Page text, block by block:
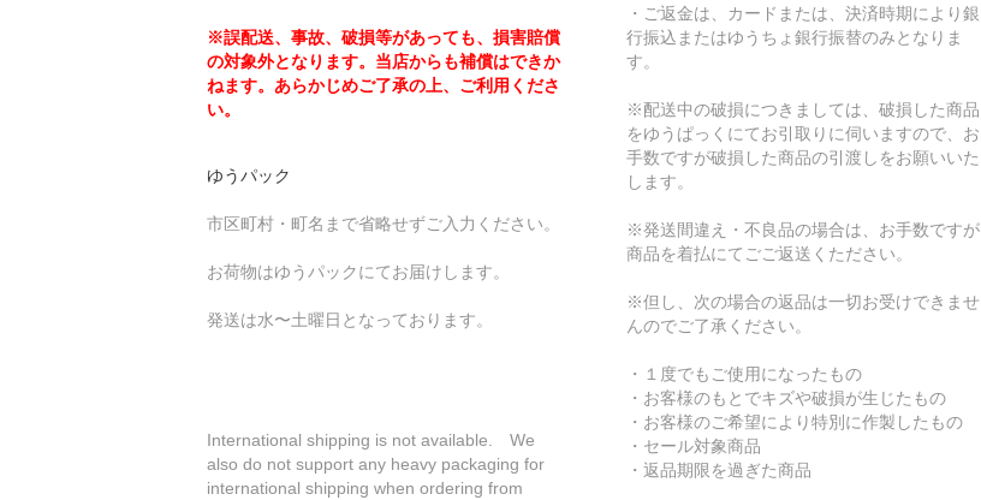
※誤配送、事故、破損等があっても、損害賠償
の対象外となります。当店からも補償はできか
ねます。あらかじめご了承の上、ご利用くださ
い。
ゆうパック
市区町村・町名まで省略せずご入力ください。
お荷物はゆうパックにてお届けします。
発送は水〜土曜日となっております。
International shipping is not available. We
also do not support any heavy packaging for
international shipping when ordering from
・ご返金は、カードまたは、決済時期により銀
行振込またはゆうちょ銀行振替のみとなりま
す。
※配送中の破損につきましては、破損した商品
をゆうぱっくにてお引取りに伺いますので、お
手数ですが破損した商品の引渡しをお願いいた
します。
※発送間違え・不良品の場合は、お手数ですが
商品を着払にてごご返送くたださい。
※但し、次の場合の返品は一切お受けできませ
んのでご了承ください。
・１度でもご使用になったもの
・お客様のもとでキズや破損が生じたもの
・お客様のご希望により特別に作製したもの
・セール対象商品
・返品期限を過ぎた商品